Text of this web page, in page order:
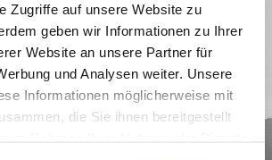
Zugriffe auf unsere Website zu
geben wir Informationen zu Ihrer
Website an unsere Partner für
und Analysen weiter. Unsere
Informationen möglicherweise mit
die Sie ihnen bereitgestellt